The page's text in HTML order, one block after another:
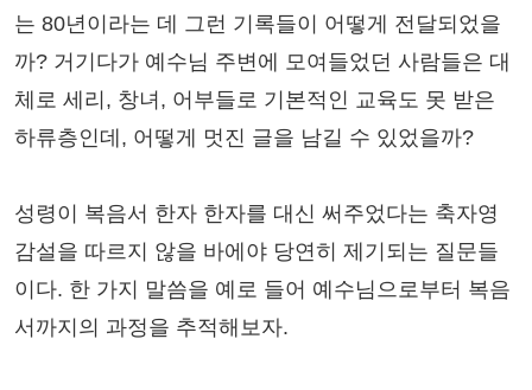
는 80년이라는 데 그런 기록들이 어떻게 전달되었을
까? 거기다가 예수님 주변에 모여들었던 사람들은 대
체로 세리, 창녀, 어부들로 기본적인 교육도 못 받은
하류층인데, 어떻게 멋진 글을 남길 수 있었을까?
성령이 복음서 한자 한자를 대신 써주었다는 축자영
감설을 따르지 않을 바에야 당연히 제기되는 질문들
이다. 한 가지 말씀을 예로 들어 예수님으로부터 복음
서까지의 과정을 추적해보자.